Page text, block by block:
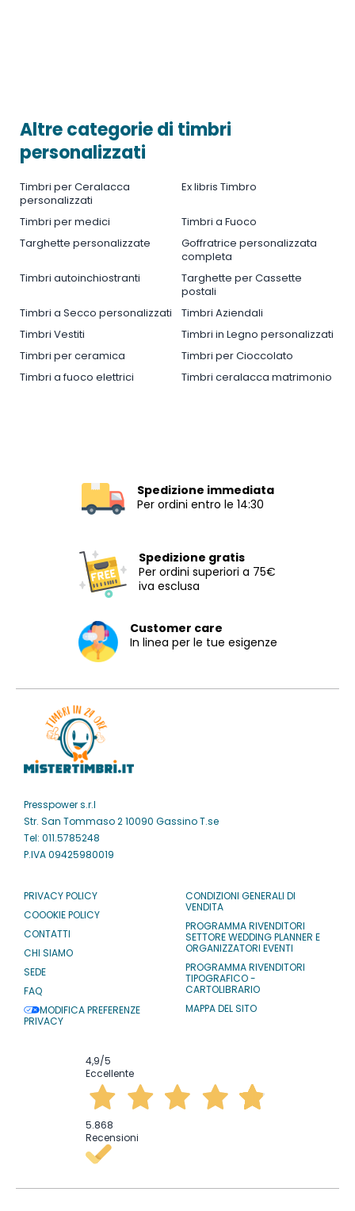
Altre categorie di timbri
personalizzati
Timbri per Ceralacca
personalizzati
Ex libris Timbro
Timbri per medici
Timbri a Fuoco
Targhette personalizzate
Goffratrice personalizzata
completa
Timbri autoinchiostranti
Targhette per Cassette
postali
Timbri a Secco personalizzati
Timbri Aziendali
Timbri Vestiti
Timbri in Legno personalizzati
Timbri per ceramica
Timbri per Cioccolato
Timbri a fuoco elettrici
Timbri ceralacca matrimonio
Spedizione immediata
Per ordini entro le 14:30
Spedizione gratis
Per ordini superiori a 75€
iva esclusa
Customer care
In linea per le tue esigenze
Presspower s.r.l
Str. San Tommaso 2 10090 Gassino T.se
Tel: 011.5785248
P.IVA 09425980019
PRIVACY POLICY
COOOKIE POLICY
CONTATTI
CHI SIAMO
SEDE
FAQ
MODIFICA PREFERENZE
PRIVACY
CONDIZIONI GENERALI DI
VENDITA
PROGRAMMA RIVENDITORI
SETTORE WEDDING PLANNER E
ORGANIZZATORI EVENTI
PROGRAMMA RIVENDITORI
TIPOGRAFICO -
CARTOLIBRARIO
MAPPA DEL SITO
4,9/5
Eccellente
5.868
Recensioni